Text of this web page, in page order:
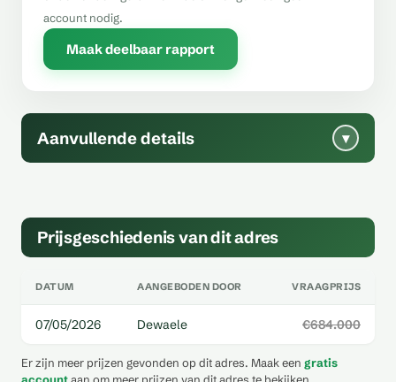
account nodig.
Maak deelbaar rapport
Aanvullende details ▾
Prijsgeschiedenis van dit adres
DATUM AANGEBODEN DOOR VRAAGPRIJS
07/05/2026 Dewaele €684.000
Er zijn meer prijzen gevonden op dit adres. Maak een gratis